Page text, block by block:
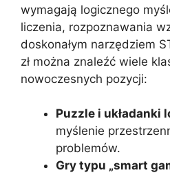
wymagają logicznego
liczenia, rozpoznawania
doskonałym narzędziem
zł można znaleźć wiele
nowoczesnych pozycji:
Puzzle i układanki
myślenie
problemów.
Gry typu „smart